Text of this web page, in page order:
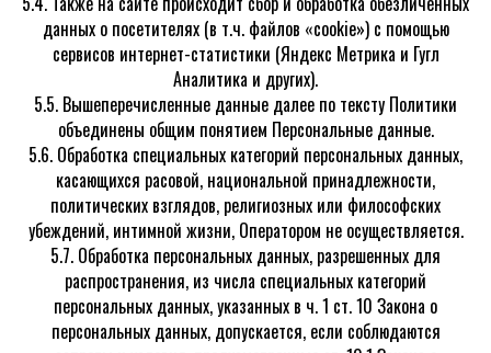
данных о посетителях (в т.ч. файлов «cookie») с помощью
сервисов интернет-статистики (Яндекс Метрика и Гугл
Аналитика и других).
5.5. Вышеперечисленные данные далее по тексту Политики
объединены общим понятием Персональные данные.
5.6. Обработка специальных категорий персональных данных,
касающихся расовой, национальной принадлежности,
политических взглядов, религиозных или философских
убеждений, интимной жизни, Оператором не осуществляется.
5.7. Обработка персональных данных, разрешенных для
распространения, из числа специальных категорий
персональных данных, указанных в ч. 1 ст. 10 Закона о
персональных данных, допускается, если соблюдаются